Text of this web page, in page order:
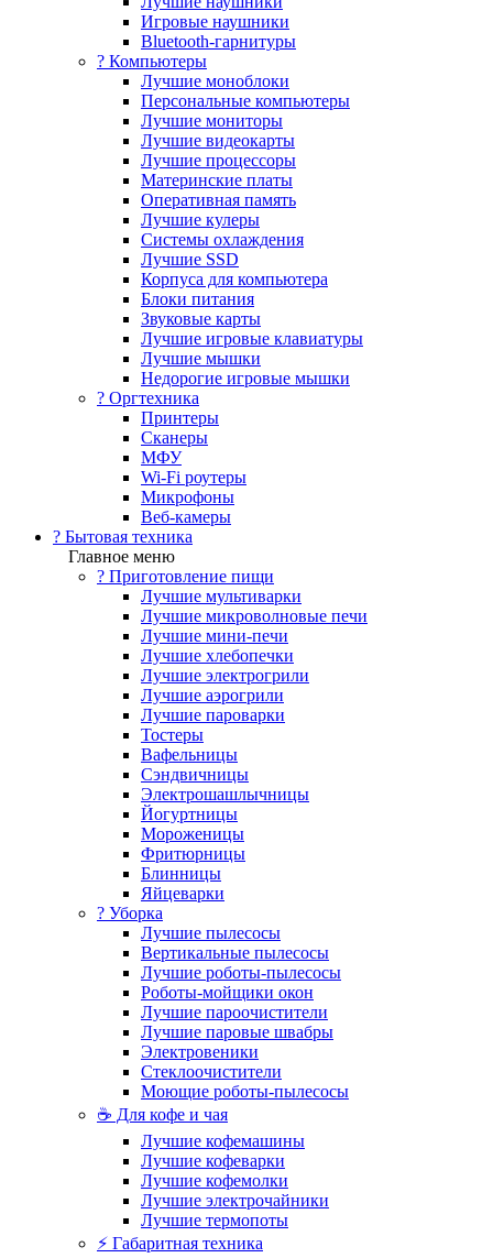
Игровые наушники
Bluetooth-гарнитуры
?️ Компьютеры
Лучшие моноблоки
Персональные компьютеры
Лучшие мониторы
Лучшие видеокарты
Лучшие процессоры
Материнские платы
Оперативная память
Лучшие кулеры
Системы охлаждения
Лучшие SSD
Корпуса для компьютера
Блоки питания
Звуковые карты
Лучшие игровые клавиатуры
Лучшие мышки
Недорогие игровые мышки
?️ Оргтехника
Принтеры
Сканеры
МФУ
Wi-Fi роутеры
Микрофоны
Веб-камеры
? Бытовая техника
Главное меню
? Приготовление пищи
Лучшие мультиварки
Лучшие микроволновые печи
Лучшие мини-печи
Лучшие хлебопечки
Лучшие электрогрили
Лучшие аэрогрили
Лучшие пароварки
Тостеры
Вафельницы
Сэндвичницы
Электрошашлычницы
Йогуртницы
Мороженицы
Фритюрницы
Блинницы
Яйцеварки
? Уборка
Лучшие пылесосы
Вертикальные пылесосы
Лучшие роботы-пылесосы
Роботы-мойщики окон
Лучшие пароочистители
Лучшие паровые швабры
Электровеники
Стеклоочистители
Моющие роботы-пылесосы
☕ Для кофе и чая
Лучшие кофемашины
Лучшие кофеварки
Лучшие кофемолки
Лучшие электрочайники
Лучшие термопоты
⚡ Габаритная техника